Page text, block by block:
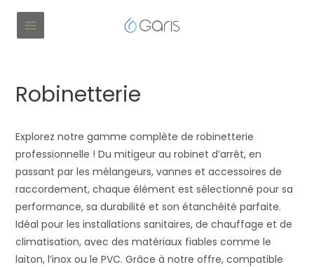
Robinetterie
Explorez notre gamme complète de robinetterie
professionnelle ! Du mitigeur au robinet d’arrêt, en
passant par les mélangeurs, vannes et accessoires de
raccordement, chaque élément est sélectionné pour sa
performance, sa durabilité et son étanchéité parfaite.
Idéal pour les installations sanitaires, de chauffage et de
climatisation, avec des matériaux fiables comme le
laiton, l’inox ou le PVC. Grâce à notre offre, compatible